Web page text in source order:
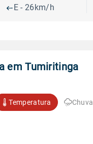
E - 26km/h
em Tumiritinga
Temperatura Chuva